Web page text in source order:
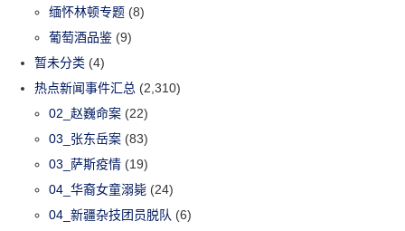
缅怀林顿专题 (8)
葡萄酒品鉴 (9)
暂未分类 (4)
热点新闻事件汇总 (2,310)
02_赵巍命案 (22)
03_张东岳案 (83)
03_萨斯疫情 (19)
04_华裔女童溺毙 (24)
04_新疆杂技团员脱队 (6)